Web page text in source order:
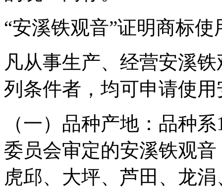
“安溪铁观音”证明商标使
凡从事生产、经营安溪
列条件者，均可申请使
（一）品种产地：品种
委员会审定的安溪铁观
虎邱、大坪、芦田、龙